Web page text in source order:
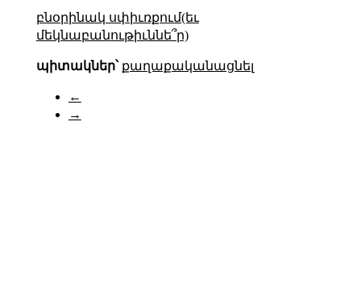
բնօրինակ սփիւռքում(եւ
մեկնաբանութիւննե՞ր)
պիտակներ՝ քաղաքականացնել
←
→